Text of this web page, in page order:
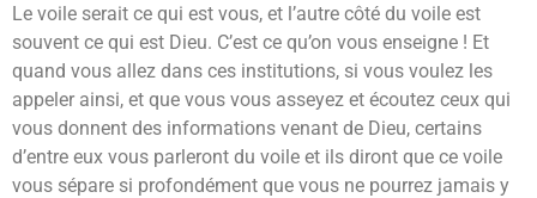
Le voile serait ce qui est vous, et l’autre côté du voile est
souvent ce qui est Dieu. C’est ce qu’on vous enseigne ! Et
quand vous allez dans ces institutions, si vous voulez les
appeler ainsi, et que vous vous asseyez et écoutez ceux qui
vous donnent des informations venant de Dieu, certains
d’entre eux vous parleront du voile et ils diront que ce voile
vous sépare si profondément que vous ne pourrez jamais y